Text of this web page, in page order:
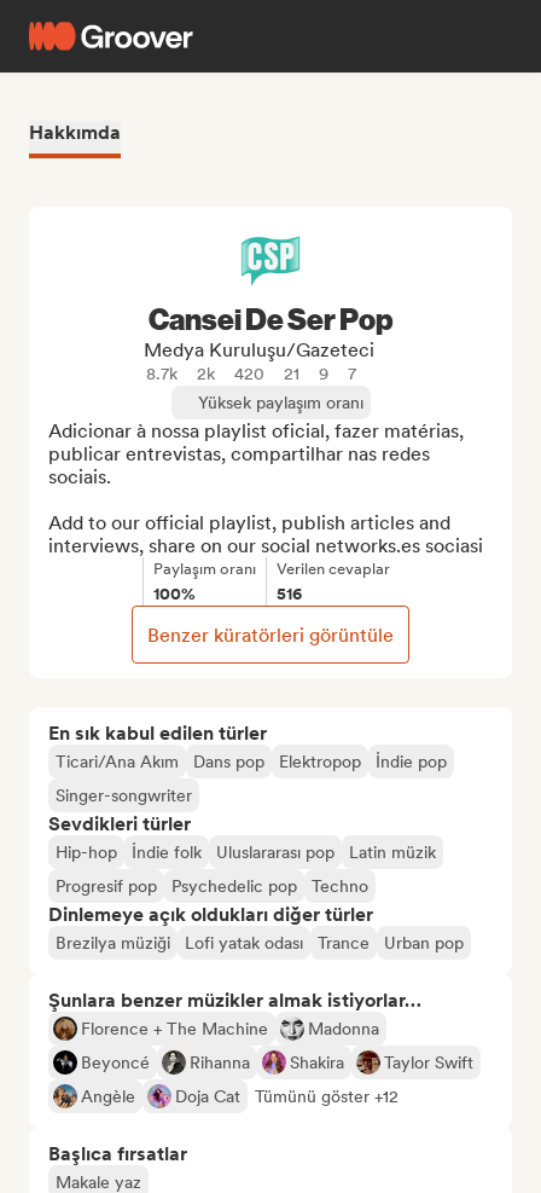
Hakkımda
En sık kabul edilen türler
Ticari/Ana Akım Dans pop Elektropop
İndie pop
Singer-songwriter
Sevdikleri türler
Hip-hop İndie folk Uluslararası pop
Latin müzik
Progresif pop
Psychedelic pop Techno
Dinlemeye açık oldukları diğer türler
Brezilya müziği Lofi yatak odası Trance Urban pop
Şunlara benzer müzikler almak istiyorlar…
Florence + The Machine
Madonna
Beyoncé
Rihanna Shakira
Taylor Swift
Angèle
Doja Cat Tümünü göster +12
Başlıca fırsatlar
Makale yaz
Cansei De Ser Pop
Medya Kuruluşu/Gazeteci
8.7k 2k 420 21 9
7
Yüksek paylaşım oranı
Adicionar à nossa playlist oficial, fazer matérias,
publicar entrevistas, compartilhar nas redes
sociais.
Add to our official playlist, publish articles and
interviews, share on our social networks.es sociasi
Paylaşım oranı
100%
Verilen cevaplar
516
Benzer küratörleri görüntüle